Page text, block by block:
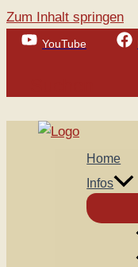
Zum Inhalt springen
YouTube
Home
Infos